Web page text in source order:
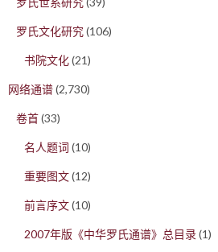
罗氏文化研究(106)
书院文化(21)
网络通谱(2,730)
卷首(33)
名人题词 (10)
重要图文(12)
前言序文(10)
2007年版《中华罗氏通谱》总目录(1)